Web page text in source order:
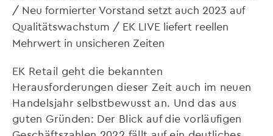
/ Neu formierter Vorstand setzt auch 2023 auf
Qualitätswachstum / EK LIVE liefert reellen
Mehrwert in unsicheren Zeiten
EK Retail geht die bekannten
Herausforderungen dieser Zeit auch im neuen
Handelsjahr selbstbewusst an. Und das aus
guten Gründen: Der Blick auf die vorläufigen